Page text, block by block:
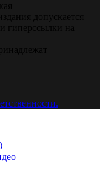
допускается
гиперссылки на